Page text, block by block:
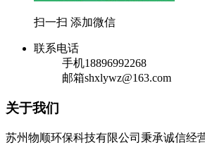
扫一扫 添加微信
联系电话
手机18896992268
邮箱shxlywz@163.com
关于我们
苏州物顺环保科技有限公司秉承诚信经